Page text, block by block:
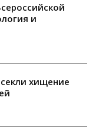
и
хищение